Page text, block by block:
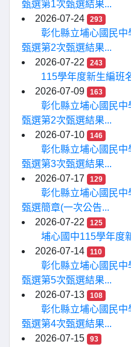
甄選第1次甄選結果...
2026-07-24
293
彰化縣立埔心國民
甄選第2次甄選結果...
2026-07-22
243
115學年度新生編班
2026-07-09
163
彰化縣立埔心國民
甄選第2次甄選結果...
2026-07-10
146
彰化縣立埔心國民
甄選第3次甄選結果...
2026-07-17
129
彰化縣立埔心國民
甄選簡章(一次公告...
2026-07-22
125
埔心國中115學年度
2026-07-14
110
彰化縣立埔心國民
甄選第5次甄選結果...
2026-07-13
108
彰化縣立埔心國民
甄選第4次甄選結果...
2026-07-15
93